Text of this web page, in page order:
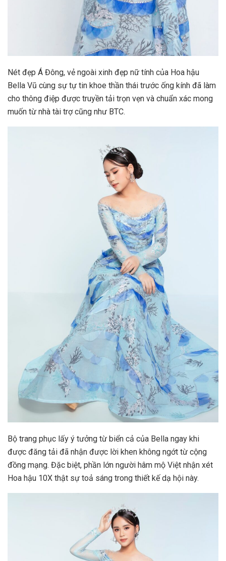
Nét đẹp Á Đông, vẻ ngoài xinh đẹp nữ tính của Hoa hậu
Bella Vũ cùng sự tự tin khoe thần thái trước ống kính đã làm
cho thông điệp được truyền tải trọn vẹn và chuẩn xác mong
muốn từ nhà tài trợ cũng như BTC.
Bộ trang phục lấy ý tưởng từ biển cả của Bella ngay khi
được đăng tải đã nhận được lời khen không ngớt từ cộng
đồng mạng. Đặc biệt, phần lớn người hâm mộ Việt nhận xét
Hoa hậu 10X thật sự toả sáng trong thiết kế dạ hội này.